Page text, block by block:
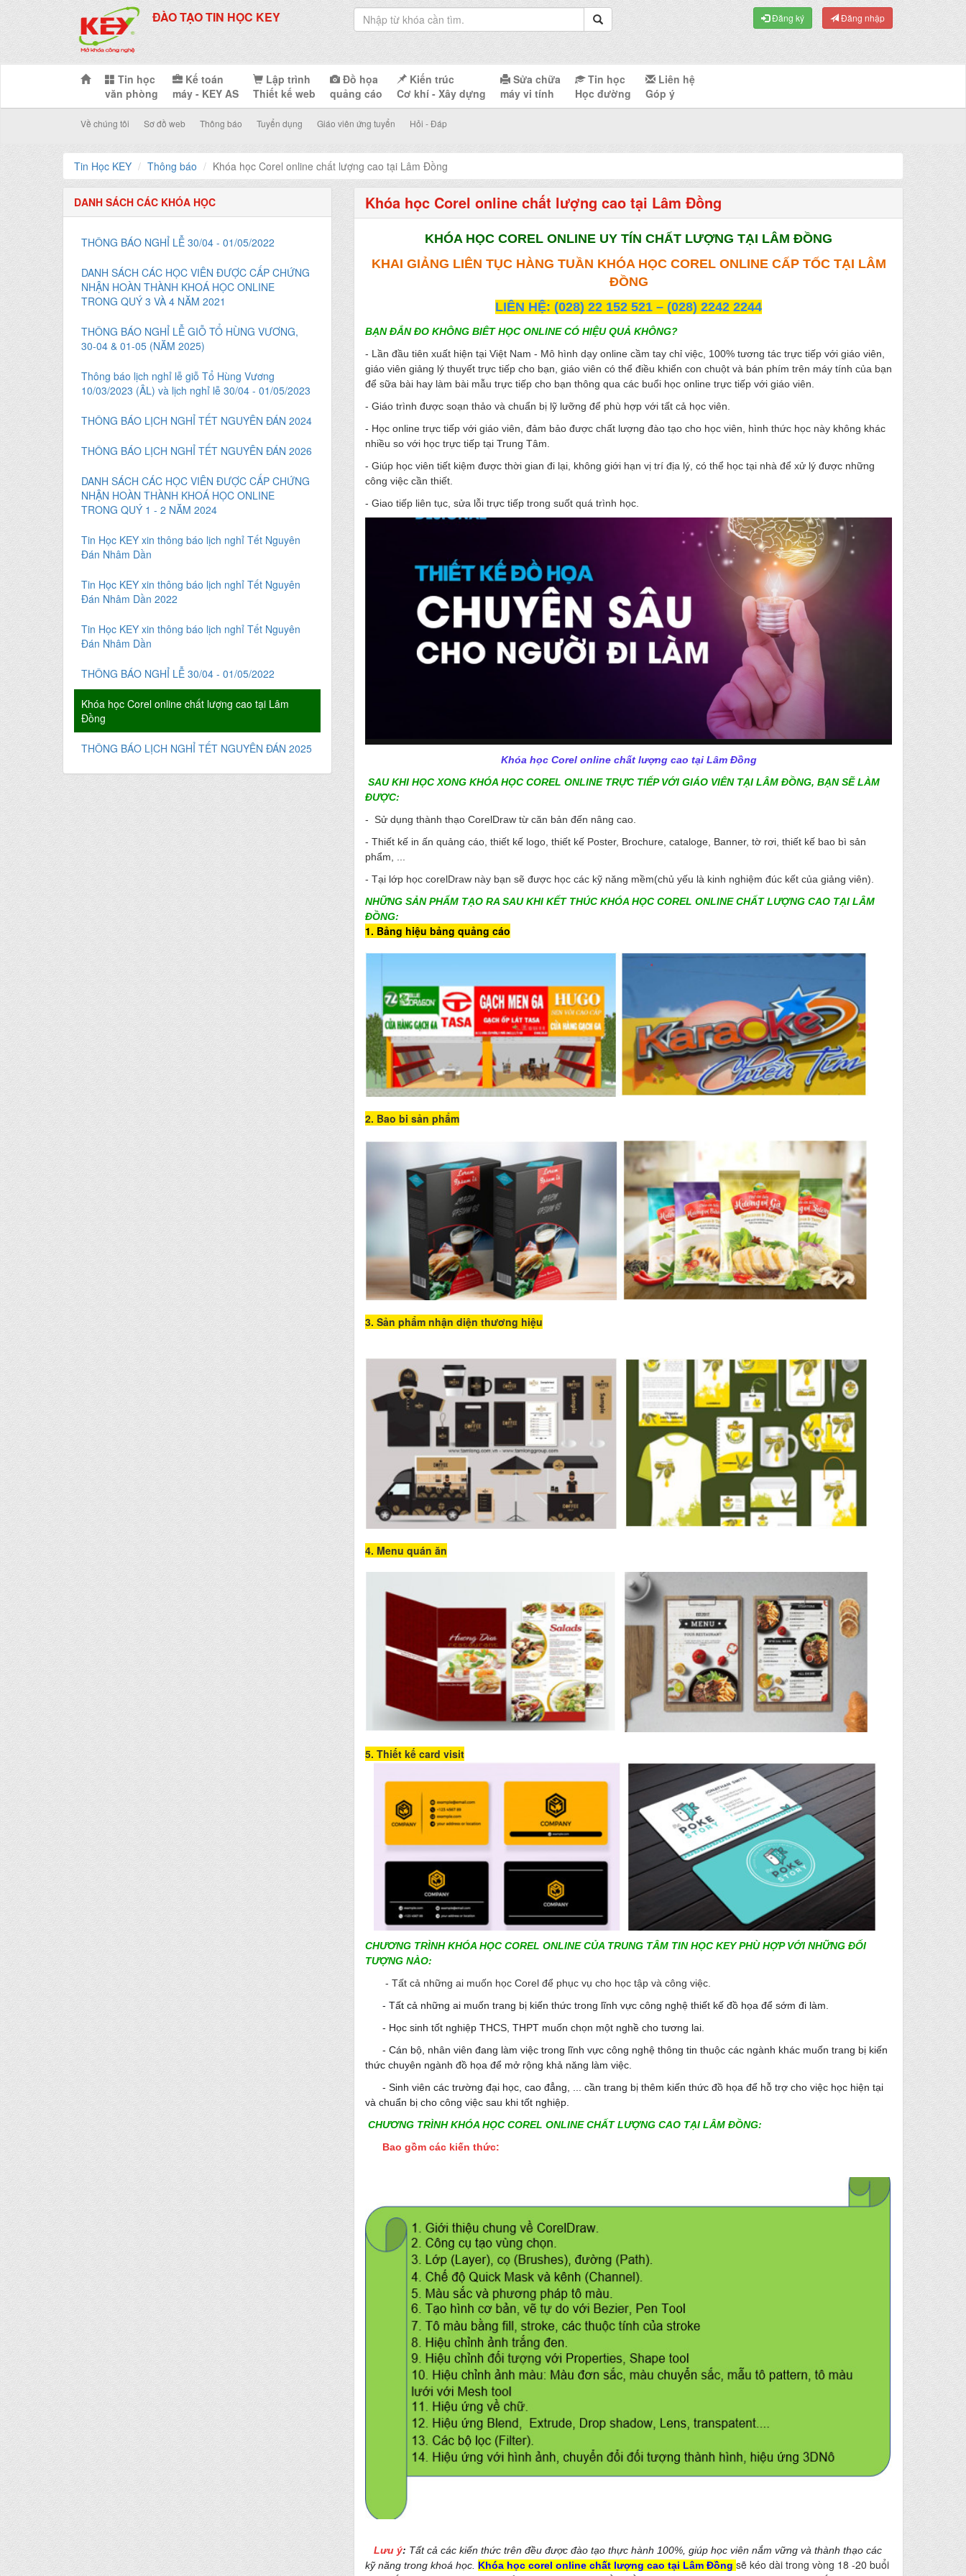
ĐÀO TẠO TIN HỌC KEY Đăng ký Đăng nhập
Tin học
văn phòng
Kế toán
máy - KEY AS
Lập trình
Thiết kế web
Đồ họa
quảng cáo
Kiến trúc
Cơ khí - Xây dựng
Sửa chữa
máy vi tính
Tin học
Học đường
Liên hệ
Góp ý
Về chúng tôi Sơ đồ web Thông báo Tuyển dụng Giáo viên ứng tuyển Hỏi - Đáp
Tin Học KEY Thông báo Khóa học Corel online chất lượng cao tại Lâm Đồng
DANH SÁCH CÁC KHÓA HỌC
THÔNG BÁO NGHỈ LỄ 30/04 - 01/05/2022
DANH SÁCH CÁC HỌC VIÊN ĐƯỢC CẤP CHỨNG
NHẬN HOÀN THÀNH KHOÁ HỌC ONLINE
TRONG QUÝ 3 VÀ 4 NĂM 2021
THÔNG BÁO NGHỈ LỄ GIỖ TỔ HÙNG VƯƠNG,
30-04 & 01-05 (NĂM 2025)
Thông báo lịch nghỉ lễ giỗ Tổ Hùng Vương
10/03/2023 (ÂL) và lịch nghỉ lễ 30/04 - 01/05/2023
THÔNG BÁO LỊCH NGHỈ TẾT NGUYÊN ĐÁN 2024
THÔNG BÁO LỊCH NGHỈ TẾT NGUYÊN ĐÁN 2026
DANH SÁCH CÁC HỌC VIÊN ĐƯỢC CẤP CHỨNG
NHẬN HOÀN THÀNH KHOÁ HỌC ONLINE
TRONG QUÝ 1 - 2 NĂM 2024
Tin Học KEY xin thông báo lịch nghỉ Tết Nguyên
Đán Nhâm Dần
Tin Học KEY xin thông báo lịch nghỉ Tết Nguyên
Đán Nhâm Dần 2022
Tin Học KEY xin thông báo lịch nghỉ Tết Nguyên
Đán Nhâm Dần
THÔNG BÁO NGHỈ LỄ 30/04 - 01/05/2022
Khóa học Corel online chất lượng cao tại Lâm
Đồng
THÔNG BÁO LỊCH NGHỈ TẾT NGUYÊN ĐÁN 2025
Khóa học Corel online chất lượng cao tại Lâm Đồng
KHÓA HỌC COREL ONLINE UY TÍN CHẤT LƯỢNG TẠI LÂM ĐỒNG
KHAI GIẢNG LIÊN TỤC HÀNG TUẦN KHÓA HỌC COREL ONLINE CẤP TỐC TẠI LÂM
ĐỒNG
LIÊN HỆ: (028) 22 152 521 – (028) 2242 2244
BẠN ĐẮN ĐO KHÔNG BIÊT HỌC ONLINE CÓ HIỆU QUẢ KHÔNG?
- Lần đầu tiên xuất hiện tại Việt Nam - Mô hình dạy online cầm tay chỉ việc, 100% tương tác trực tiếp với giáo viên,
giáo viên giảng lý thuyết trực tiếp cho bạn, giáo viên có thể điều khiển con chuột và bán phím trên máy tính của bạn
để sữa bài hay làm bài mẫu trực tiếp cho bạn thông qua các buổi học online trực tiếp với giáo viên.
- Giáo trình được soạn thảo và chuẩn bị lỹ lưỡng để phù hợp với tất cả học viên.
- Học online trực tiếp với giáo viên, đảm bảo được chất lượng đào tạo cho học viên, hình thức học này không khác
nhiều so với học trực tiếp tại Trung Tâm.
- Giúp học viên tiết kiệm được thời gian đi lại, không giới hạn vị trí địa lý, có thể học tại nhà để xử lý được những
công việc cần thiết.
- Giao tiếp liên tục, sửa lỗi trực tiếp trong suốt quá trình học.
Khóa học Corel online chất lượng cao tại Lâm Đồng
SAU KHI HỌC XONG KHÓA HỌC COREL ONLINE TRỰC TIẾP VỚI GIÁO VIÊN TẠI LÂM ĐỒNG, BẠN SẼ LÀM
ĐƯỢC:
- Sử dụng thành thạo CorelDraw từ căn bản đến nâng cao.
- Thiết kế in ấn quảng cáo, thiết kế logo, thiết kế Poster, Brochure, cataloge, Banner, tờ rơi, thiết kế bao bì sản
phẩm, ...
- Tại lớp học corelDraw này bạn sẽ được học các kỹ năng mềm(chủ yếu là kinh nghiệm đúc kết của giảng viên).
NHỮNG SẢN PHẨM TẠO RA SAU KHI KẾT THÚC KHÓA HỌC COREL ONLINE CHẤT LƯỢNG CAO TẠI LÂM
ĐỒNG:
1. Bảng hiệu bảng quảng cáo
2. Bao bi sản phẩm
3. Sản phẩm nhận diện thương hiệu
4. Menu quán ăn
5. Thiết kế card visit
CHƯƠNG TRÌNH KHÓA HỌC COREL ONLINE CỦA TRUNG TÂM TIN HỌC KEY PHÙ HỢP VỚI NHỮNG ĐỐI
TƯỢNG NÀO:
- Tất cả những ai muốn học Corel để phục vụ cho học tập và công việc.
- Tất cả những ai muốn trang bị kiến thức trong lĩnh vực công nghệ thiết kế đồ họa để sớm đi làm.
- Học sinh tốt nghiệp THCS, THPT muốn chọn một nghề cho tương lai.
- Cán bộ, nhân viên đang làm việc trong lĩnh vực công nghệ thông tin thuộc các ngành khác muốn trang bị kiến
thức chuyên ngành đồ họa để mở rộng khả năng làm việc.
- Sinh viên các trường đại học, cao đẳng, ... cần trang bị thêm kiến thức đồ họa để hỗ trợ cho việc học hiện tại
và chuẩn bị cho công việc sau khi tốt nghiệp.
CHƯƠNG TRÌNH KHÓA HỌC COREL ONLINE CHẤT LƯỢNG CAO TẠI LÂM ĐỒNG:
Bao gồm các kiến thức:
Lưu ý: Tất cả các kiến thức trên đều được đào tạo thực hành 100%, giúp học viên nắm vững và thành thạo các
kỹ năng trong khoá học. Khóa học corel online chất lượng cao tại Lâm Đồng sẽ kéo dài trong vòng 18 -20 buổi